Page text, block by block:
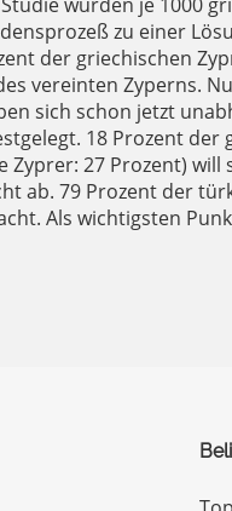
zu einer
der griechischen
vereinten Zyperns.
sich schon jetzt
18 Prozent
Zyprer: 27 Prozent)
ab. 79 Prozent der
Als wichtigsten